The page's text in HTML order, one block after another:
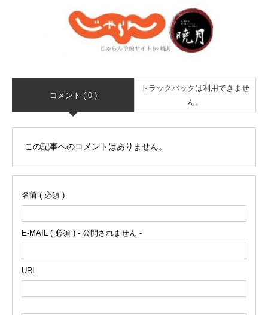
コメント ( 0 )
トラックバックは利用できませ
ん。
この記事へのコメントはありません。
名前 ( 必須 )
E-MAIL ( 必須 ) - 公開されません -
URL